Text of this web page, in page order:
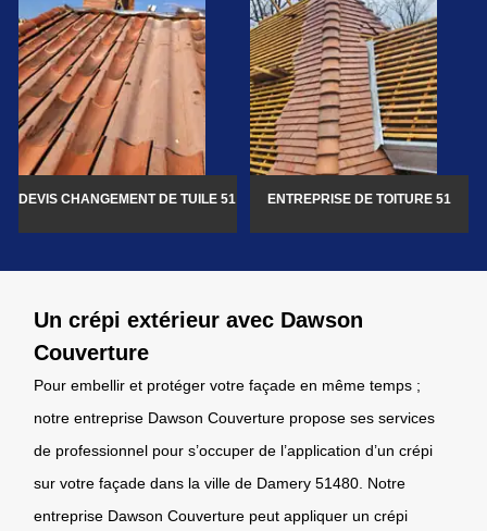
DEVIS CHANGEMENT DE TUILE 51 ENTREPRISE DE TOITURE 51
Un crépi extérieur avec Dawson
Couverture
Pour embellir et protéger votre façade en même temps ;
notre entreprise Dawson Couverture propose ses services
de professionnel pour s’occuper de l’application d’un crépi
sur votre façade dans la ville de Damery 51480. Notre
entreprise Dawson Couverture peut appliquer un crépi